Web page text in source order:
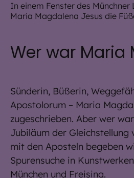
In einem Fenster des
Maria Magdalena Jesus die
Wer war Maria
Sünderin, Büßerin,
Apostolorum – Maria
zugeschrieben. Aber wer
Jubiläum der Gleichstellung
mit den Aposteln begeben
Spurensuche in
München und Freising.